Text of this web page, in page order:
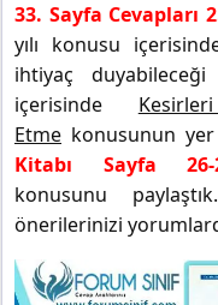
33. Sayfa Cevapları
yılı konusu
ihtiyaç
içerisinde
Etme konusunun yer
Kitabı Sayfa 26-
konusunu
önerilerinizi